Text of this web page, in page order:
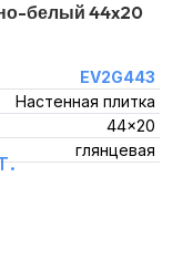
белый 44x20
EV2G443
Настенная плитка
44x20
глянцевая